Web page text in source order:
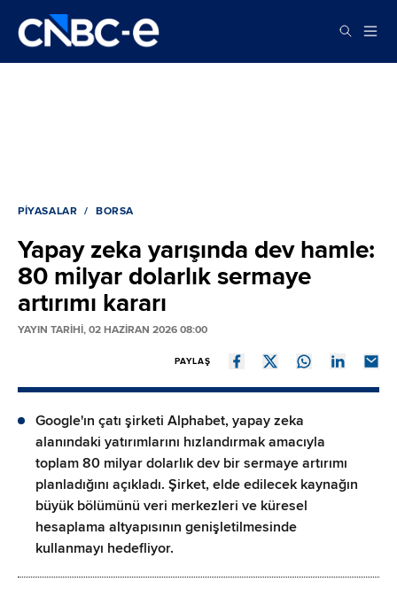
PIYASALAR BORSA
Yapay zeka yarışında dev hamle:
80 milyar dolarlık sermaye
artırımı kararı
YAYIN TARİHİ, 02 HAZIRAN 2026 08:00
PAYLAŞ
Google'ın çatı şirketi Alphabet, yapay zeka
alanındaki yatırımlarını hızlandırmak amacıyla
toplam 80 milyar dolarlık dev bir sermaye artırımı
planladığını açıkladı. Şirket, elde edilecek kaynağın
büyük bölümünü veri merkezleri ve küresel
hesaplama altyapısının genişletilmesinde
kullanmayı hedefliyor.